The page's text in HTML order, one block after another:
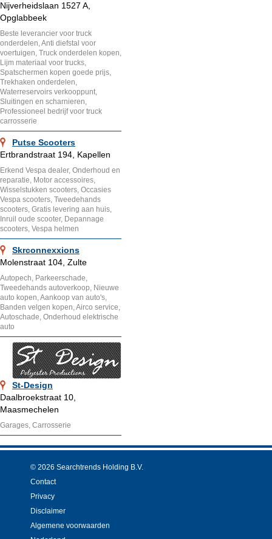
Nijverheidslaan 1527 A,
Opglabbeek
Beste leverancier voor truck
onderdelen, Anti diefstal voor
voertuigen, Truck onderdelen kopen,
Lijm materiaal voor trucks,
Spatschermen kopen goede prijs,
Trekhaken onderdelen,
Waterreservoirs verkooppunt,
Sluitingen en scharnieren,
Professioneel bedrijf voor truck
carrosserie
Putse Scooters
Ertbrandstraat 194, Kapellen
Erkend Vespa dealer, Onderhoud en
reparatie, Motor accessoires,
Wisselstukken scooters, Occasies
Vespa scooters, Tweedehands
scooters, Gratis levering aan huis,
Inruil oude scooter, Depannage
scooters, Vespa helmen
Skrconnexxions
Molenstraat 104, Zulte
Autopech, Parkeerschade,
Tweedehands autoverkoop, Nieuwe
auto kopen, Aankoop van auto's,
Banden velgen kopen, Airco service,
Autoschade, Onderhoud elektrische
auto
St-Design
Daalbroekstraat 10,
Maasmechelen
Garages, Carrosserie
© 2026 Searchtrends Holding B.V.
Contact
Privacy
Disclaimer
Algemene voorwaarden